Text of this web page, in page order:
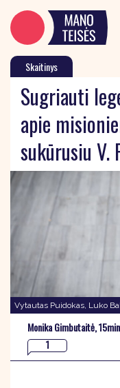
Skaitinys
Sugriauti
apie
sukūrusiu V.
Vytautas Puidokas, Luko
Monika Gimbutaitė,
1